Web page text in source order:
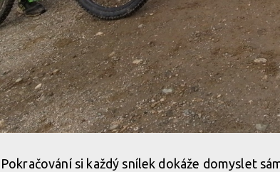
Pokračování si každý snílek dokáže domyslet